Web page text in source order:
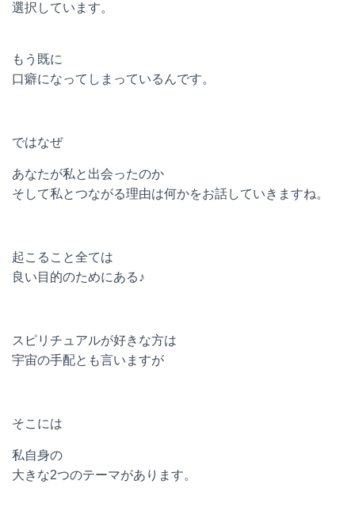
選択しています。
もう既に
口癖になってしまっているんです。
ではなぜ
あなたが私と出会ったのか
そして私とつながる理由は何かをお話していきますね。
起こること全ては
良い目的のためにある♪
スピリチュアルが好きな方は
宇宙の手配とも言いますが
そこには
私自身の
大きな2つのテーマがあります。